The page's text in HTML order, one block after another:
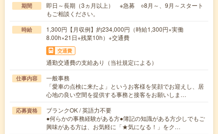
期間
即日～長期（3ヵ月以上） ※急募 ○8月～、9月～スタート
もご相談ください。
時給
1,300円【月収例】約234,000円（時給1,300円×実働
8.00h×21日+残業10h）+交通費
交通費
通勤交通費の支給あり（当社規定による）
仕事内容
一般事務
「愛車の点検に来たよ」というお客様を笑顔でお迎えし、居
心地の良い空間を提供する事務と接客をお願いしま…
応募資格
ブランクOK / 英語力不要
●何らかの事務経験がある方●簿記の知識がある方少しでもご
興味がある方は、お気軽に「★気になる！」をク…